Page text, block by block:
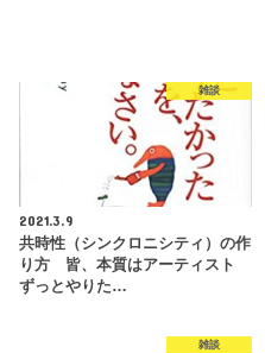
雑談
2021.3.9
共時性（シンクロニシティ）の作
り方 皆、本質はアーティスト
ずっとやりた…
雑談